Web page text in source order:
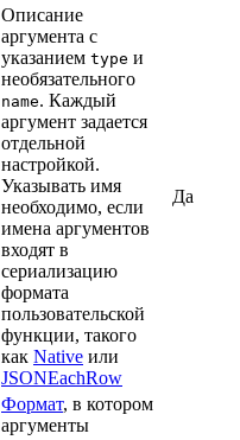
Описание
аргумента с
указанием type и
необязательного
name. Каждый
аргумент задается
отдельной
настройкой.
Указывать имя
необходимо, если
имена аргументов
входят в
сериализацию
формата
пользовательской
функции, такого
как Native или
JSONEachRow
Да
Формат, в котором
аргументы